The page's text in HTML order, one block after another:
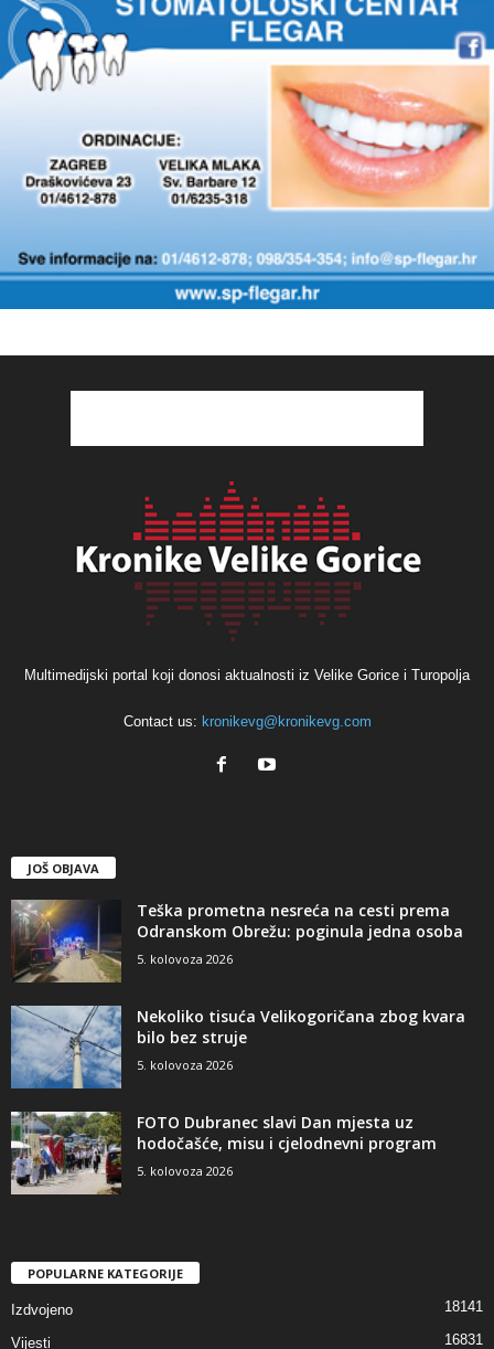
Multimedijski portal koji donosi aktualnosti iz Velike Gorice i Turopolja
Contact us: kronikevg@kronikevg.com
JOŠ OBJAVA
Teška prometna nesreća na cesti prema
Odranskom Obrežu: poginula jedna osoba
5. kolovoza 2026
Nekoliko tisuća Velikogoričana zbog kvara
bilo bez struje
5. kolovoza 2026
FOTO Dubranec slavi Dan mjesta uz
hodočašće, misu i cjelodnevni program
5. kolovoza 2026
POPULARNE KATEGORIJE
Izdvojeno 18141
Vijesti 16831